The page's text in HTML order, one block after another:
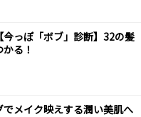
今っぽ「ボブ」診断】32の髪
る！
メイク映えする潤い美肌へ